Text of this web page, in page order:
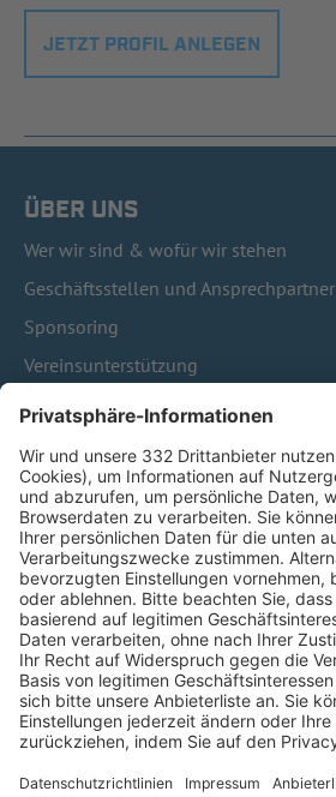
JETZT PROFIL ANLEGEN
ÜBER UNS
Wer wir sind & wofür wir stehen
Geschäftsstellen und Ansprechpartner
Sponsoring
Vereinsunterstützung
Infothek
HÄUFIG BESUCHTE SEITEN
Pässe und Vereinswechsel
Trainerausbildung
Schulungsangebot Vereinsmitarbeiter
BFV-Geschäftsstellen
Trainerbörse
Login SpielPlus